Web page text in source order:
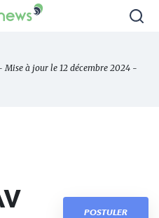
Mise à jour le 12 décembre 2024 -
POSTULER